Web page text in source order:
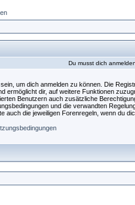
Du musst dich
um dich anmelden zu können. Die
ermöglicht dir, auf weitere Funktionen
Benutzern auch zusätzliche
und die verwandten
auch die jeweiligen Forenregeln, wenn du